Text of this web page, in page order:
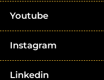
Youtube
Instagram
Linkedin